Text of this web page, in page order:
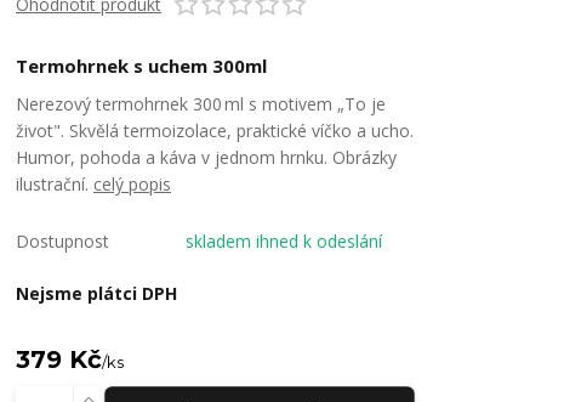
Termohrnek s uchem 300ml
Nerezový termohrnek 300 ml s motivem „To je
život". Skvělá termoizolace, praktické víčko a ucho.
Humor, pohoda a káva v jednom hrnku. Obrázky
ilustrační. celý popis
Dostupnost skladem ihned k odeslání
Nejsme plátci DPH
379 Kč/ks